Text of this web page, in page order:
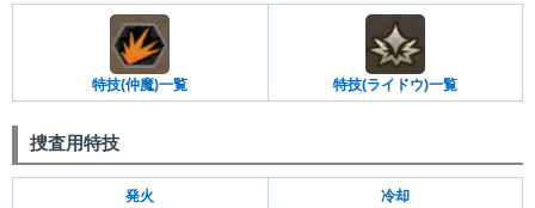
特技(仲魔)一覧 特技(ライドウ)一覧
捜査用特技
発火 冷却